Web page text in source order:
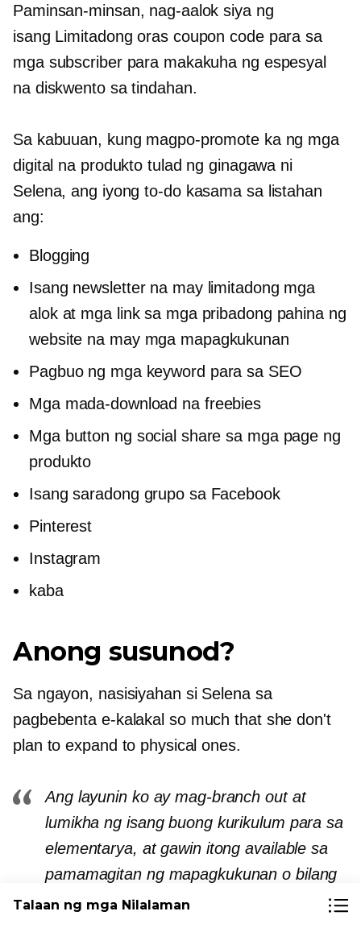
Paminsan-minsan, nag-aalok siya ng
isang Limitadong orascoupon code para sa
mga subscriber para makakuha ng espesyal
na diskwento sa tindahan.
Sa kabuuan, kung magpo-promote ka ng mga
digital na produkto tulad ng ginagawa ni
Selena, ang iyongto-dokasama sa listahan
ang:
Blogging
Isang newsletter na may limitadong mga
alok at mga link sa mga pribadong pahina ng
website na may mga mapagkukunan
Pagbuo ng mga keyword para sa SEO
Mga mada-download na freebies
Mga button ng social share sa mga page ng
produkto
Isang saradong grupo sa Facebook
Pinterest
Instagram
kaba
Anong susunod?
Sa ngayon, nasisiyahan si Selena sa
pagbebenta e-kalakal so much that she don't
plan to expand to physical ones.
Ang layunin ko ay mag-branch out at
lumikha ng isang buong kurikulum para sa
elementarya, at gawin itong available sa
pamamagitan ng mapagkukunan o bilang
isang kumpletong bundle.
Talaan ng mga Nilalaman